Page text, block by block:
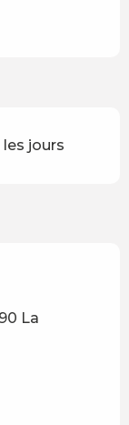
jours
La